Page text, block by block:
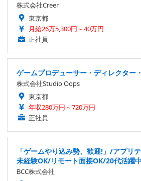
株式会社Creer
東京都
月給26万5,300円～40万円
正社員
ゲームプロデューサー・ディレクター
株式会社Studio Oops
東京都
年収280万円～720万円
正社員
「ゲームやり込み勢、歓迎!」/アプリ
未経験OK/リモート面接OK/20代活躍中
BCC株式会社